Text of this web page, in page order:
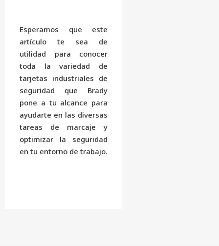
Esperamos que este
artículo te sea de
utilidad para conocer
toda la variedad de
tarjetas industriales de
seguridad que Brady
pone a tu alcance para
ayudarte en las diversas
tareas de marcaje y
optimizar la seguridad
en tu entorno de trabajo.